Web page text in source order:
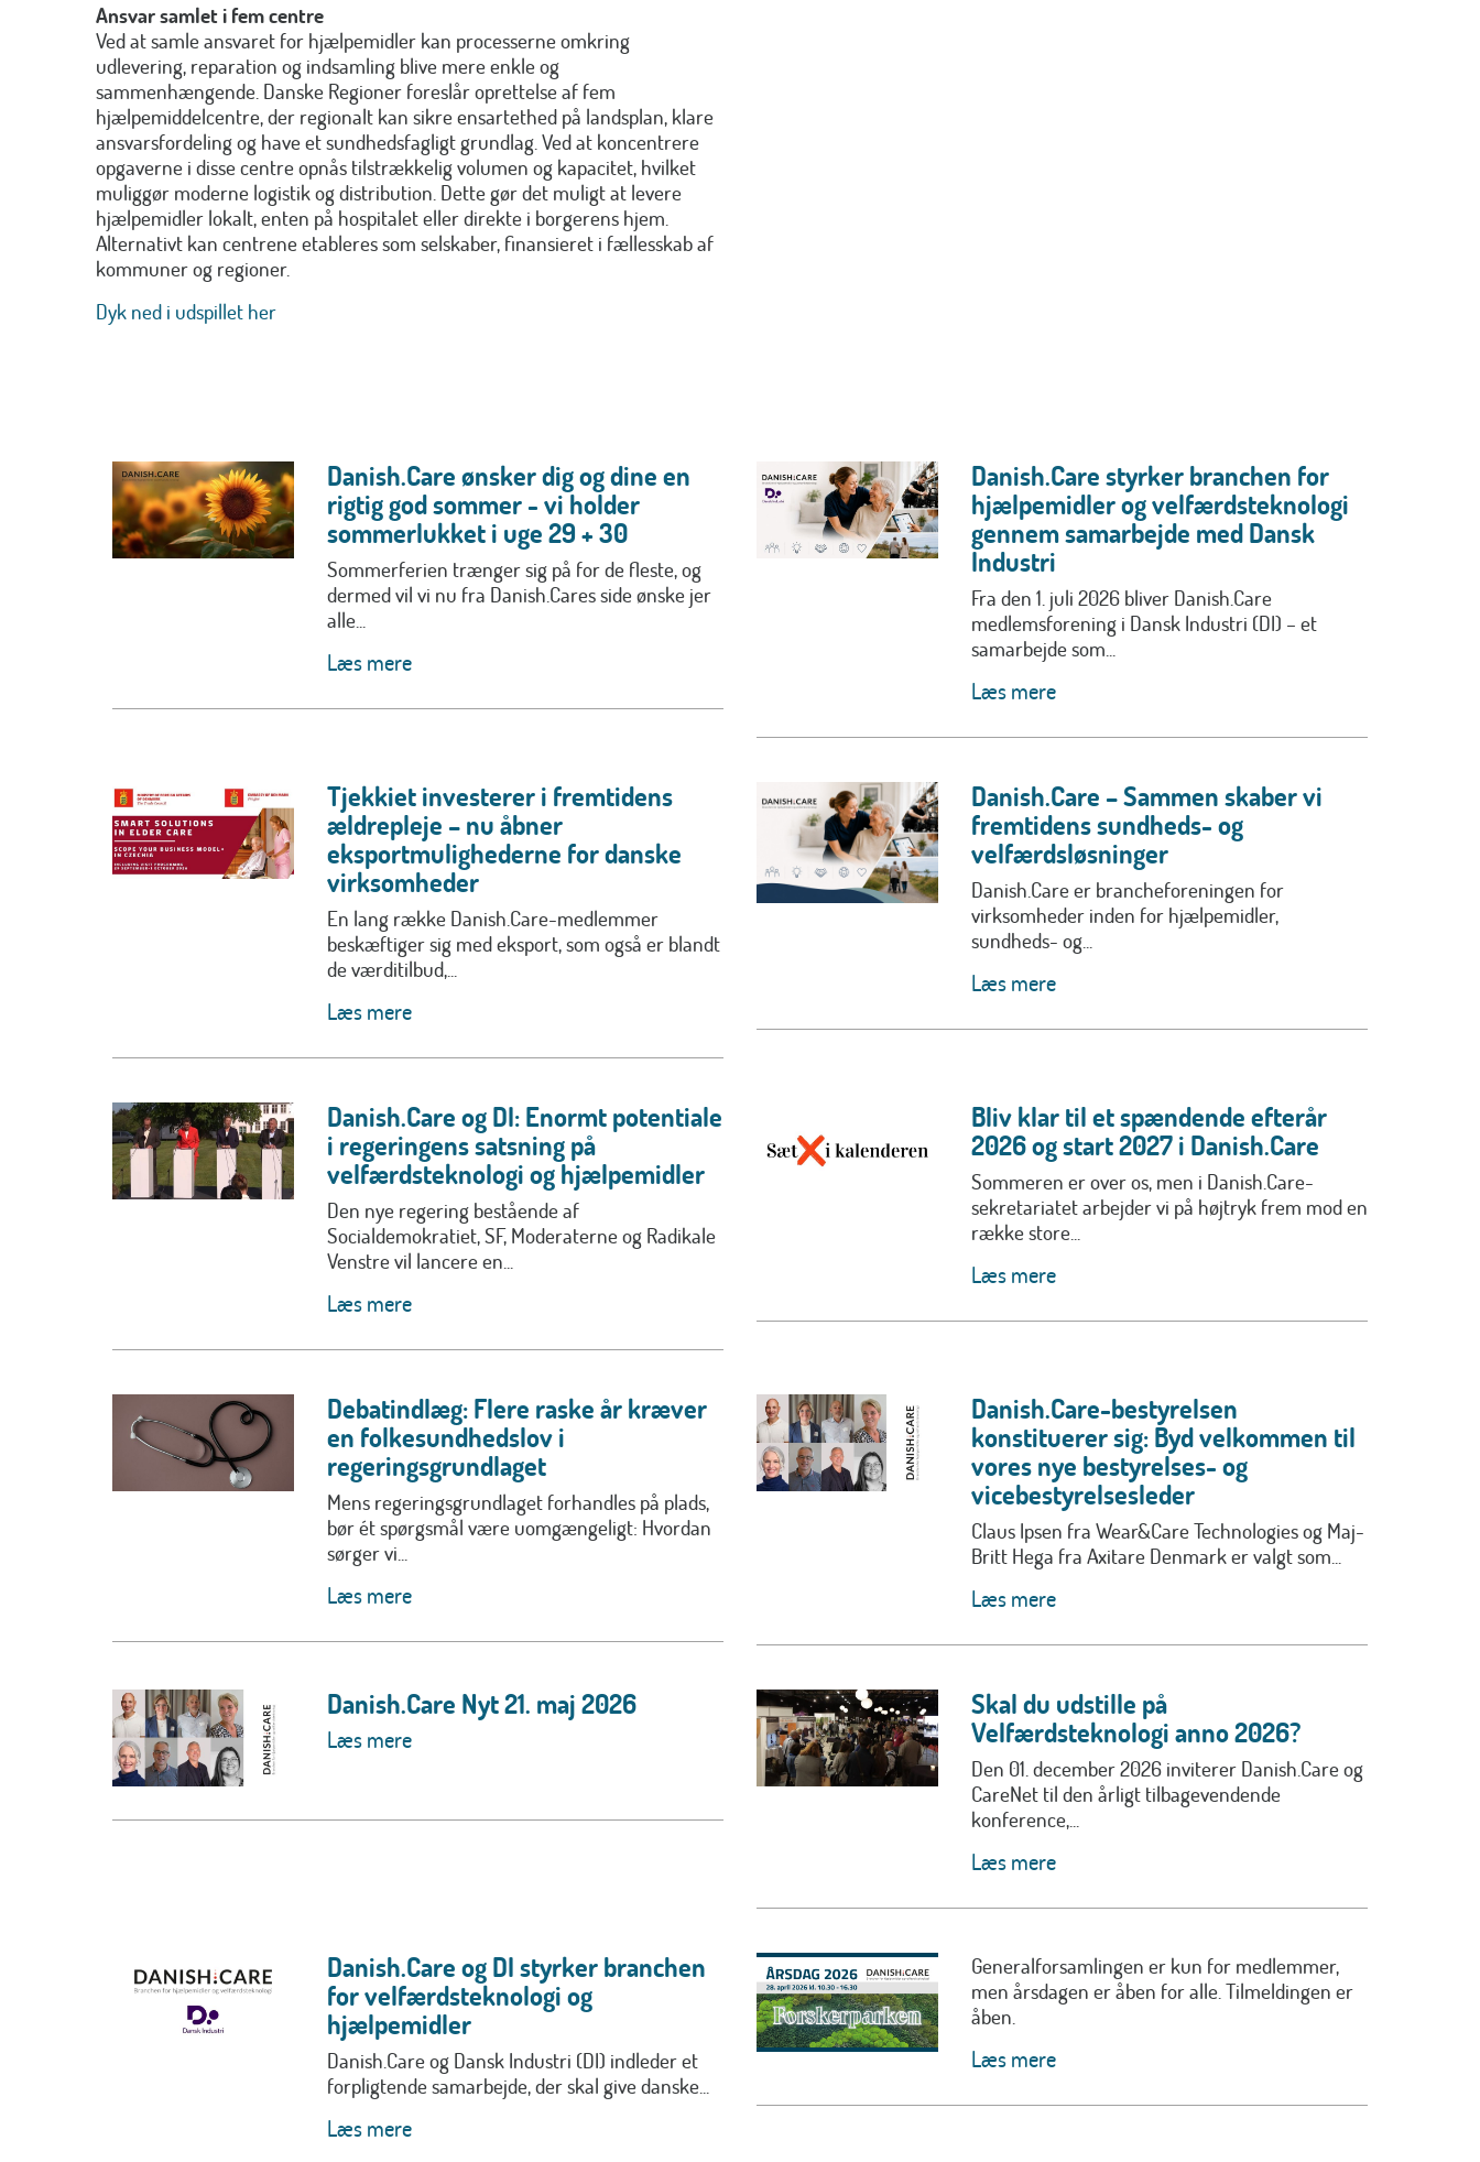
Ansvar samlet i fem centre
Ved at samle ansvaret for hjælpemidler kan processerne omkring
udlevering, reparation og indsamling blive mere enkle og
sammenhængende. Danske Regioner foreslår oprettelse af fem
hjælpemiddelcentre, der regionalt kan sikre ensartethed på landsplan, klare
ansvarsfordeling og have et sundhedsfagligt grundlag. Ved at koncentrere
opgaverne i disse centre opnås tilstrækkelig volumen og kapacitet, hvilket
muliggør moderne logistik og distribution. Dette gør det muligt at levere
hjælpemidler lokalt, enten på hospitalet eller direkte i borgerens hjem.
Alternativt kan centrene etableres som selskaber, finansieret i fællesskab af
kommuner og regioner.
Dyk ned i udspillet her
Danish.Care ønsker dig og dine en
rigtig god sommer - vi holder
sommerlukket i uge 29 + 30
Sommerferien trænger sig på for de fleste, og
dermed vil vi nu fra Danish.Cares side ønske jer
alle...
Læs mere
Danish.Care styrker branchen for
hjælpemidler og velfærdsteknologi
gennem samarbejde med Dansk
Industri
Fra den 1. juli 2026 bliver Danish.Care
medlemsforening i Dansk Industri (DI) – et
samarbejde som...
Læs mere
Tjekkiet investerer i fremtidens
ældrepleje – nu åbner
eksportmulighederne for danske
virksomheder
En lang række Danish.Care-medlemmer
beskæftiger sig med eksport, som også er blandt
de værditilbud,...
Læs mere
Danish.Care – Sammen skaber vi
fremtidens sundheds- og
velfærdsløsninger
Danish.Care er brancheforeningen for
virksomheder inden for hjælpemidler,
sundheds- og...
Læs mere
Danish.Care og DI: Enormt potentiale
i regeringens satsning på
velfærdsteknologi og hjælpemidler
Den nye regering bestående af
Socialdemokratiet, SF, Moderaterne og Radikale
Venstre vil lancere en...
Læs mere
Bliv klar til et spændende efterår
2026 og start 2027 i Danish.Care
Sommeren er over os, men i Danish.Care-
sekretariatet arbejder vi på højtryk frem mod en
række store...
Læs mere
Debatindlæg: Flere raske år kræver
en folkesundhedslov i
regeringsgrundlaget
Mens regeringsgrundlaget forhandles på plads,
bør ét spørgsmål være uomgængeligt: Hvordan
sørger vi...
Læs mere
Danish.Care-bestyrelsen
konstituerer sig: Byd velkommen til
vores nye bestyrelses- og
vicebestyrelsesleder
Claus Ipsen fra Wear&Care Technologies og Maj-
Britt Hega fra Axitare Denmark er valgt som...
Læs mere
Danish.Care Nyt 21. maj 2026
Læs mere
Skal du udstille på
Velfærdsteknologi anno 2026?
Den 01. december 2026 inviterer Danish.Care og
CareNet til den årligt tilbagevendende
konference,...
Læs mere
Danish.Care og DI styrker branchen
for velfærdsteknologi og
hjælpemidler
Danish.Care og Dansk Industri (DI) indleder et
forpligtende samarbejde, der skal give danske...
Læs mere
Generalforsamlingen er kun for medlemmer,
men årsdagen er åben for alle. Tilmeldingen er
åben.
Læs mere